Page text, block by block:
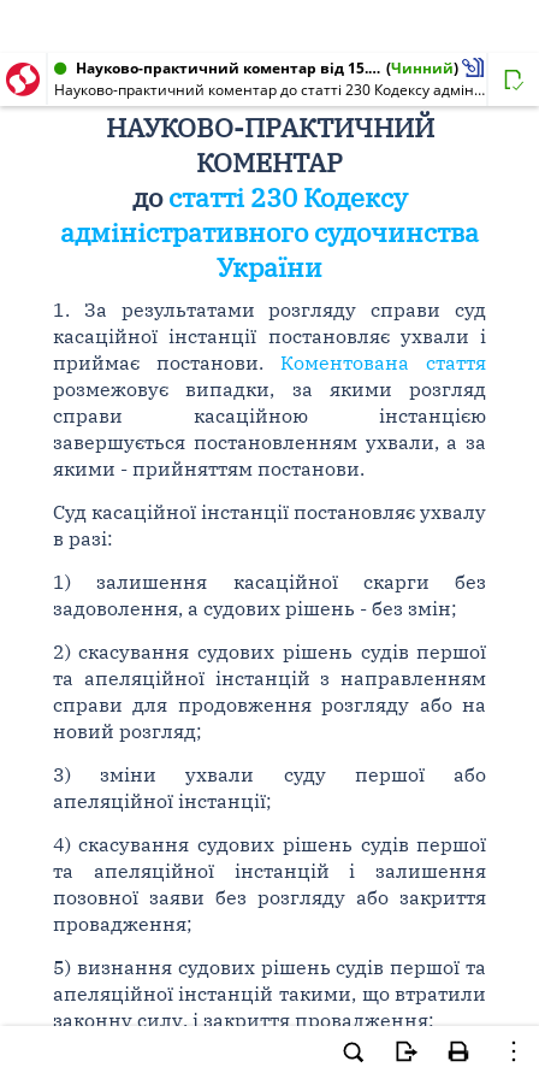
Науково-практичний коментар від 15.10.2008 (Чинний)
Науково-практичний коментар до статті 230 Кодексу адміністративного судочинства України
НАУКОВО-ПРАКТИЧНИЙ
КОМЕНТАР
достатті 230 Кодексу
адміністративного судочинства
України
1. За результатами розгляду справи суд
касаційної інстанції постановляє ухвали і
приймає постанови.Коментована стаття
розмежовує випадки, за якими розгляд
справи касаційною інстанцією
завершується постановленням ухвали, а за
якими - прийняттям постанови.
Суд касаційної інстанції постановляє ухвалу
в разі:
1) залишення касаційної скарги без
задоволення, а судових рішень - без змін;
2) скасування судових рішень судів першої
та апеляційної інстанцій з направленням
справи для продовження розгляду або на
новий розгляд;
3) зміни ухвали суду першої або
апеляційної інстанції;
4) скасування судових рішень судів першої
та апеляційної інстанцій і залишення
позовної заяви без розгляду або закриття
провадження;
5) визнання судових рішень судів першої та
апеляційної інстанцій такими, що втратили
законну силу, і закриття провадження;
6) скасування судових рішень і